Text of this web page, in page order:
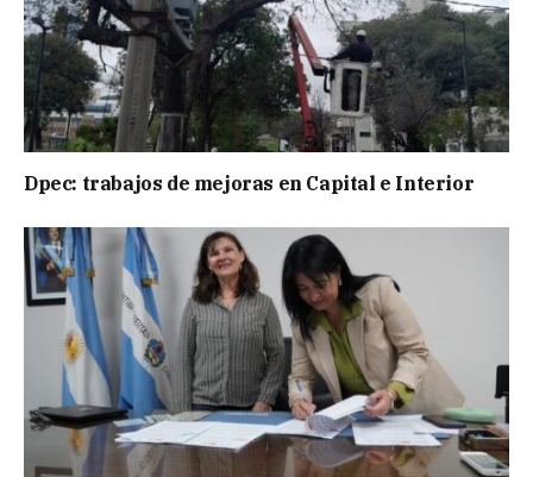
Dpec: trabajos de mejoras en Capital e Interior